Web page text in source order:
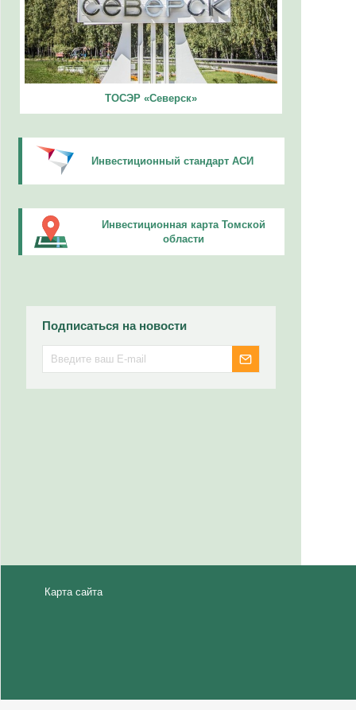
ТОСЭР «Северск»
Инвестиционный стандарт АСИ
Инвестиционная карта Томской
области
Подписаться на новости
Карта сайта